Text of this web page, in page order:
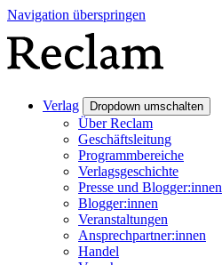
Navigation überspringen
Verlag Dropdown umschalten
Über Reclam
Geschäftsleitung
Programmbereiche
Verlagsgeschichte
Presse und Blogger:innen
Blogger:innen
Veranstaltungen
Ansprechpartner:innen
Handel